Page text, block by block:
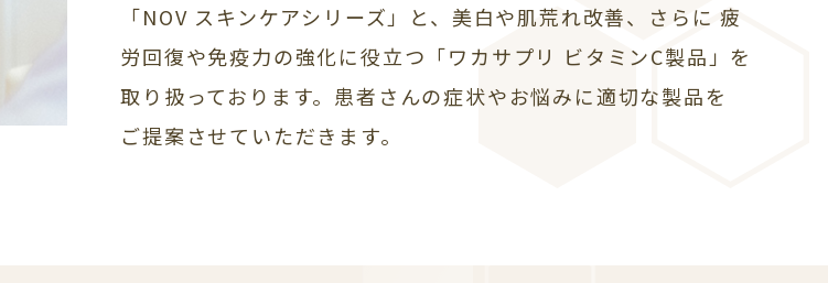
「NOV スキンケアシリーズ」と、美白や肌荒れ改善、さらに 疲
労回復や免疫力の強化に役立つ「ワカサプリ ビタミンC製品」を
取り扱っております。患者さんの症状やお悩みに適切な製品を
ご提案させていただきます。